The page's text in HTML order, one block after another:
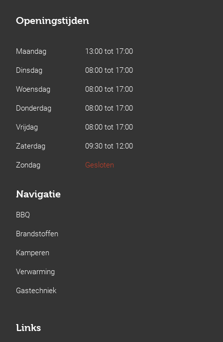
Openingstijden
Maandag
13:00 tot 17:00
Dinsdag
08:00 tot 17:00
Woensdag
08:00 tot 17:00
Donderdag
08:00 tot 17:00
Vrijdag
08:00 tot 17:00
Zaterdag
09:30 tot 12:00
Zondag
Gesloten
Navigatie
BBQ
Brandstoffen
Kamperen
Verwarming
Gastechniek
Links